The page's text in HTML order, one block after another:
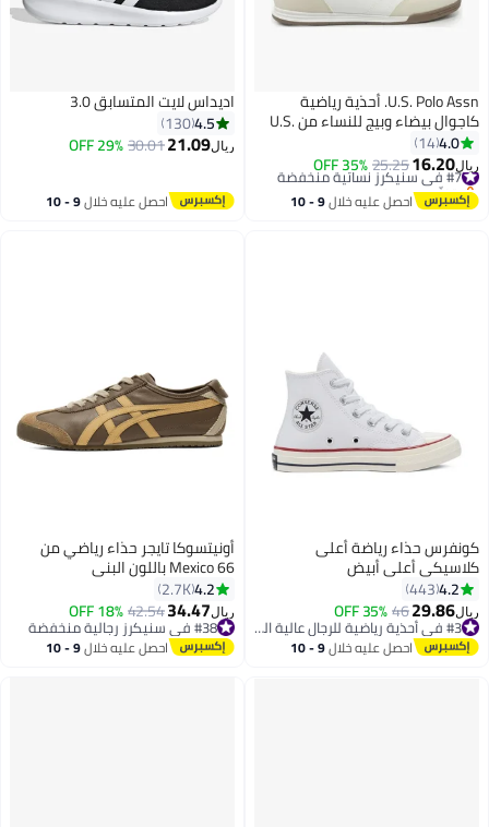
4
U.S. Polo Assn. أحذية رياضية
كاجوال بيضاء وبيج للنساء من U.S.
كلاسيكية منخفضة الرباط
4.0
14
ريال16.20
25.25
35% OFF #7 في سنيكرز نسائية منخفضة
بتخلّص بسرعة
#7 في سنيكرز نسائية منخفضة احصل عليه خلال 9 - 10
اديداس لايت المتسابق 3.0
4.5
130
ريال21.09
30.01
29% OFF
احصل عليه خلال 9 - 10
8
كونفرس حذاء رياضة أعلى
كلاسيكي أعلى أبيض
4.2
443
ريال29.86
46
35% OFF
#3 في أحذية رياضية للرجال عالية الجودة
احصل عليه خلال 9 - 10
أونيتسوكا تايجر حذاء رياضي من
Mexico 66 باللون البني
4.2
2.7K
ريال34.47
42.54
18% OFF
#38 في سنيكرز رجالية منخفضة
#38 في سنيكرز رجالية منخفضة احصل عليه خلال 9 - 10